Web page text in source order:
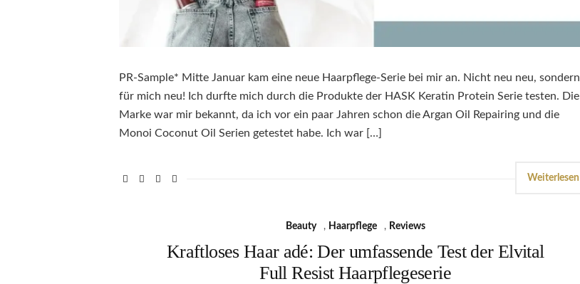
PR-Sample* Mitte Januar kam eine neue Haarpflege-Serie bei mir an. Nicht neu neu, sondern
für mich neu! Ich durfte mich durch die Produkte der HASK Keratin Protein Serie testen. Die
Marke war mir bekannt, da ich vor ein paar Jahren schon die Argan Oil Repairing und die
Monoi Coconut Oil Serien getestet habe. Ich war […]
Weiterlesen
Beauty , Haarpflege , Reviews
Kraftloses Haar adé: Der umfassende Test der Elvital
Full Resist Haarpflegeserie